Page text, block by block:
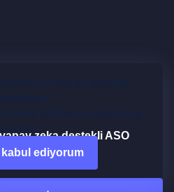
zeka destekli ASO
sunmak için çerezleri
çerez politikamızı kabul etmiş
ediyorum